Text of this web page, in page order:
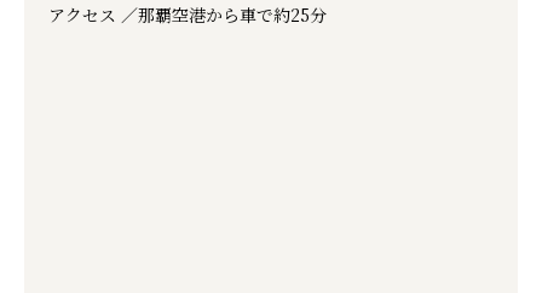
アクセス ／那覇空港から車で約25分